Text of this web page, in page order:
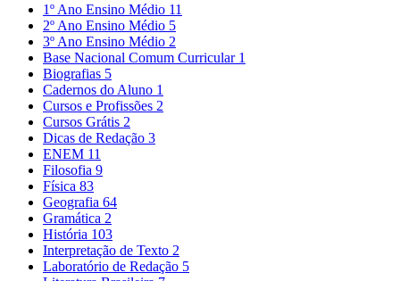
1º Ano Ensino Médio 11
2º Ano Ensino Médio 5
3º Ano Ensino Médio 2
Base Nacional Comum Curricular 1
Biografias 5
Cadernos do Aluno 1
Cursos e Profissões 2
Cursos Grátis 2
Dicas de Redação 3
ENEM 11
Filosofia 9
Física 83
Geografia 64
Gramática 2
História 103
Interpretação de Texto 2
Laboratório de Redação 5